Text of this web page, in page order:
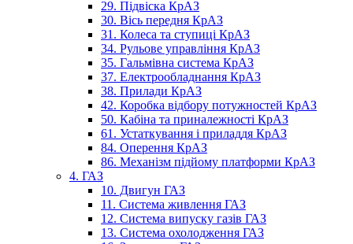
29. Підвіска КрАЗ
30. Вісь передня КрАЗ
31. Колеса та ступиці КрАЗ
34. Рульове управління КрАЗ
35. Гальмівна система КрАЗ
37. Електрообладнання КрАЗ
38. Прилади КрАЗ
42. Коробка відбору потужностей КрАЗ
50. Кабіна та приналежності КрАЗ
61. Устаткування і приладдя КрАЗ
84. Оперення КрАЗ
86. Механізм підйому платформи КрАЗ
4. ГАЗ
10. Двигун ГАЗ
11. Система живлення ГАЗ
12. Система випуску газів ГАЗ
13. Система охолодження ГАЗ